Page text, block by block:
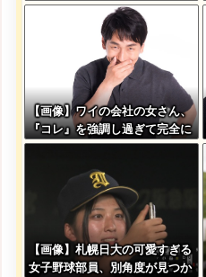
だったと判明ｗｗｗｗｗｗｗｗ
【画像】ワイの会社の女さん、
『コレ』を強調し過ぎて完全に
あたしこ枠を狙ってるんだがw
【画像】札幌日大の可愛すぎる
女子野球部員、別角度が見つか